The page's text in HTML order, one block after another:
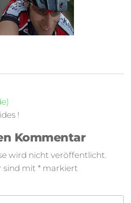
!
Kommentar
wird nicht veröffentlicht.
sind mit * markiert